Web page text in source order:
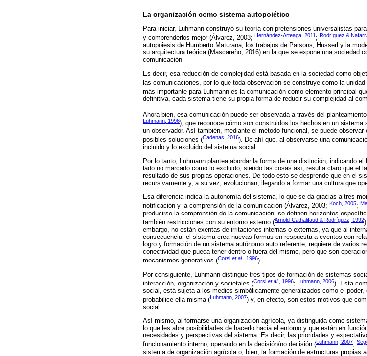
La organización como sistema autopoiético
Para iniciar, Luhmann construyó su teoría con pretensiones universalistas
y comprenderlos mejor (Álvarez, 2003; Hernández-Arteaga, 2011 ; Rodríguez &
autopoiesis de Humberto Maturana, los trabajos de Parsons, Husserl y la
su arquitectura teórica (Mascareño, 2016) en la que se expone una sociedad
comunicación.
Es decir, esa reducción de complejidad está basada en la sociedad como
las comunicaciones, por lo que toda observación se construye como la
más importante para Luhmann es la comunicación como elemento principal
definitiva, cada sistema tiene su propia forma de reducir su complejidad al
Ahora bien, esa comunicación puede ser observada a través del
Luhmann, 1996), que reconoce cómo son construidos los hechos en un sistema
un observador. Así también, mediante el método funcional, se puede
posibles soluciones (Cadenas, 2016). De ahí que, al observarse una
incluido y lo excluido del sistema social.
Por lo tanto, Luhmann plantea abordar la forma de una distinción, indicando
lado no marcado como lo excluido; siendo las cosas así, resulta claro que el
resultado de sus propias operaciones. De todo esto se desprende que en el
recursivamente y, a su vez, evolucionan, llegando a formar una cultura que
Esa diferencia indica la autonomía del sistema, lo que se da gracias a tres
notificación y la comprensión de la comunicación (Álvarez, 2003; Koch, 2005;
producirse la comprensión de la comunicación, se definen horizontes
también restricciones con su entorno externo (Arnold-Cathalifaud & Rodríguez, 1992
embargo, no están exentas de irritaciones internas o externas, ya que al
consecuencia, el sistema crea nuevas formas en respuesta a eventos con
logro y formación de un sistema autónomo auto referente, requiere de varios
conectividad que pueda tener dentro o fuera del mismo, pero que son
mecanismos generativos (Corsi et al. , 1996).
Por consiguiente, Luhmann distingue tres tipos de formación de sistemas
interacción, organización y societales (Corsi et al. , 1996; Luhmann, 2006). Esta
social, está sujeta a los medios simbólicamente generalizados como el
probabilice ella misma (Luhmann, 2007) y, en efecto, son estos motivos que
social.
Así mismo, al formarse una organización agrícola, ya distinguida como
lo que les abre posibilidades de hacerlo hacia el entorno y que están en
necesidades y perspectivas del sistema. Es decir, las prioridades y
funcionamiento interno, operando en la decisión/no decisión (Luhmann, 2007;
sistema de organización agrícola o, bien, la formación de estructuras propias